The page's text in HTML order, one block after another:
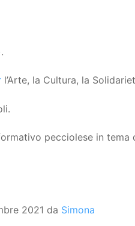
l’Arte, la Cultura, la
pecciolese in
2021 da Simona